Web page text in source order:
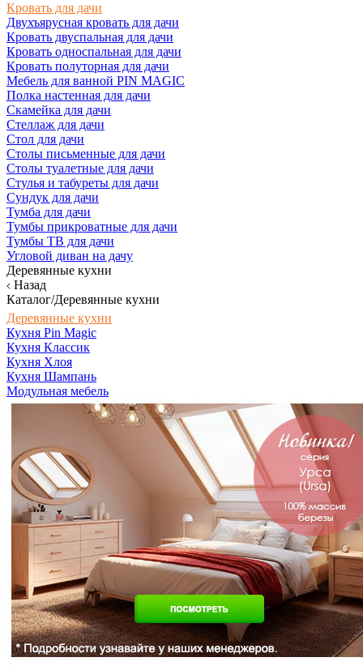
Кровать для дачи
Двухъярусная кровать для дачи
Кровать двуспальная для дачи
Кровать односпальная для дачи
Кровать полуторная для дачи
Мебель для ванной PIN MAGIC
Полка настенная для дачи
Скамейка для дачи
Стеллаж для дачи
Стол для дачи
Столы письменные для дачи
Столы туалетные для дачи
Стулья и табуреты для дачи
Сундук для дачи
Тумба для дачи
Тумбы прикроватные для дачи
Тумбы ТВ для дачи
Угловой диван на дачу
Деревянные кухни
Назад
Каталог/Деревянные кухни
Деревянные кухни
Кухня Pin Magic
Кухня Классик
Кухня Хлоя
Кухня Шампань
Модульная мебель